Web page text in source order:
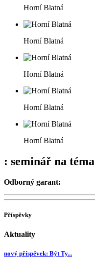
Horní Blatná
Horní Blatná
Horní Blatná
Horní Blatná
Horní Blatná
: seminář na téma
Odborný garant:
Příspěvky
Aktuality
nový příspěvek: Být Ty...